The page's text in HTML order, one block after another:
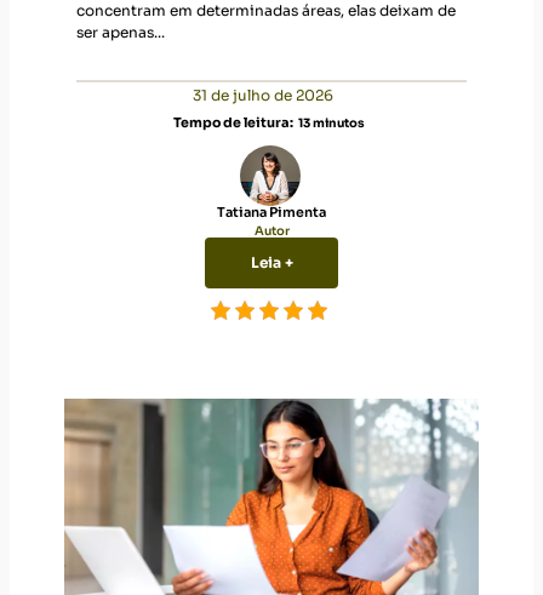
concentram em determinadas áreas, elas deixam de
ser apenas...
31 de julho de 2026
Tempo de leitura: 13minutos
Tatiana Pimenta
Autor
Leia +